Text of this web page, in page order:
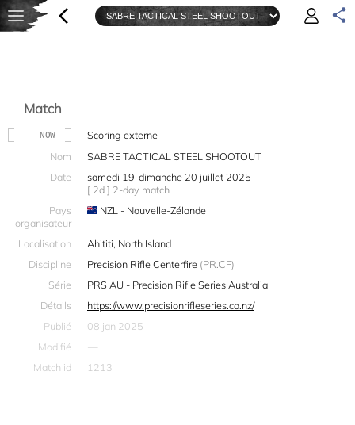
—
Match
NOW
Scoring externe
Nom
SABRE TACTICAL STEEL SHOOTOUT
Date
samedi 19-dimanche 20 juillet 2025
[ 2d ] 2-day match
Pays
organisateur
NZL - Nouvelle-Zélande
Localisation
Ahititi, North Island
Discipline
Precision Rifle Centerfire (PR.CF)
Série
PRS AU - Precision Rifle Series Australia
Détails
https://www.precisionrifleseries.co.nz/
Publié
08 jan 2025
Modifié
—
Match id
1213